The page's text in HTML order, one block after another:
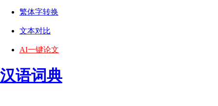
繁体字转换
文本对比
AI一键论文
汉语词典